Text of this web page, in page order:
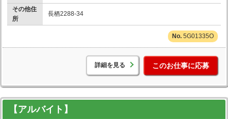
その他住
所
長栖2288-34
5G01335O
詳細を見る このお仕事に応募
【アルバイト】